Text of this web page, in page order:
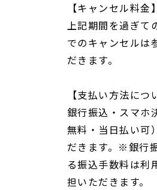
【キャンセル料金】
上記期間を過ぎて
でのキャンセルは
だきます。
【支払い方法につ
銀行振込・スマホ
無料・当日払い可
だきます。※銀行
る振込手数料は利
担いただきます。